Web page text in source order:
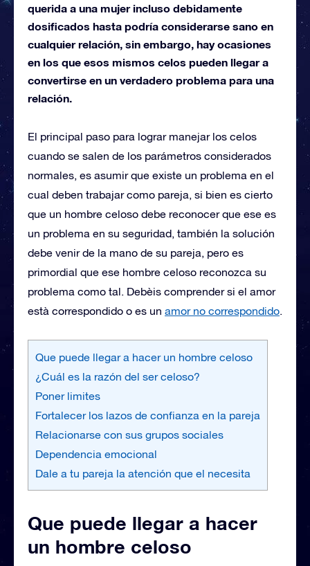
querida a una mujer incluso debidamente
dosificados hasta podría considerarse sano en
cualquier relación, sin embargo, hay ocasiones
en los que esos mismos celos pueden llegar a
convertirse en un verdadero problema para una
relación.
El principal paso para lograr manejar los celos
cuando se salen de los parámetros considerados
normales, es asumir que existe un problema en el
cual deben trabajar como pareja, si bien es cierto
que un hombre celoso debe reconocer que ese es
un problema en su seguridad, también la solución
debe venir de la mano de su pareja, pero es
primordial que ese hombre celoso reconozca su
problema como tal. Debèis comprender si el amor
està correspondido o es un amor no correspondido.
Que puede llegar a hacer un hombre celoso
¿Cuál es la razón del ser celoso?
Poner limites
Fortalecer los lazos de confianza en la pareja
Relacionarse con sus grupos sociales
Dependencia emocional
Dale a tu pareja la atención que el necesita
Que puede llegar a hacer
un hombre celoso